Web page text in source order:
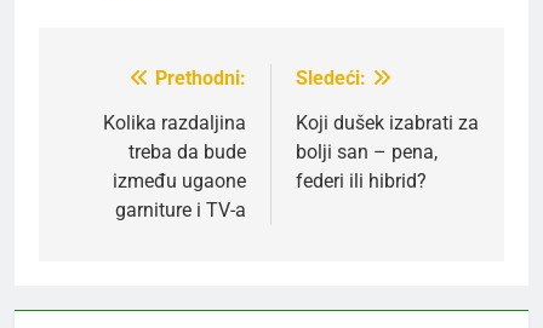
Kretanje
članka
Prethodni:
Kolika razdaljina
treba da bude
između ugaone
garniture i TV-a
Sledeći:
Koji dušek izabrati za
bolji san – pena,
federi ili hibrid?